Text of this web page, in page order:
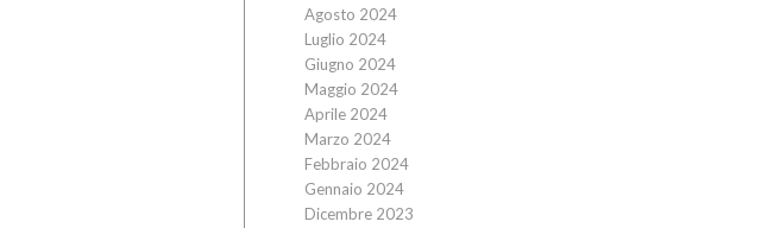
Agosto 2024
Luglio 2024
Giugno 2024
Maggio 2024
Aprile 2024
Marzo 2024
Febbraio 2024
Gennaio 2024
Dicembre 2023